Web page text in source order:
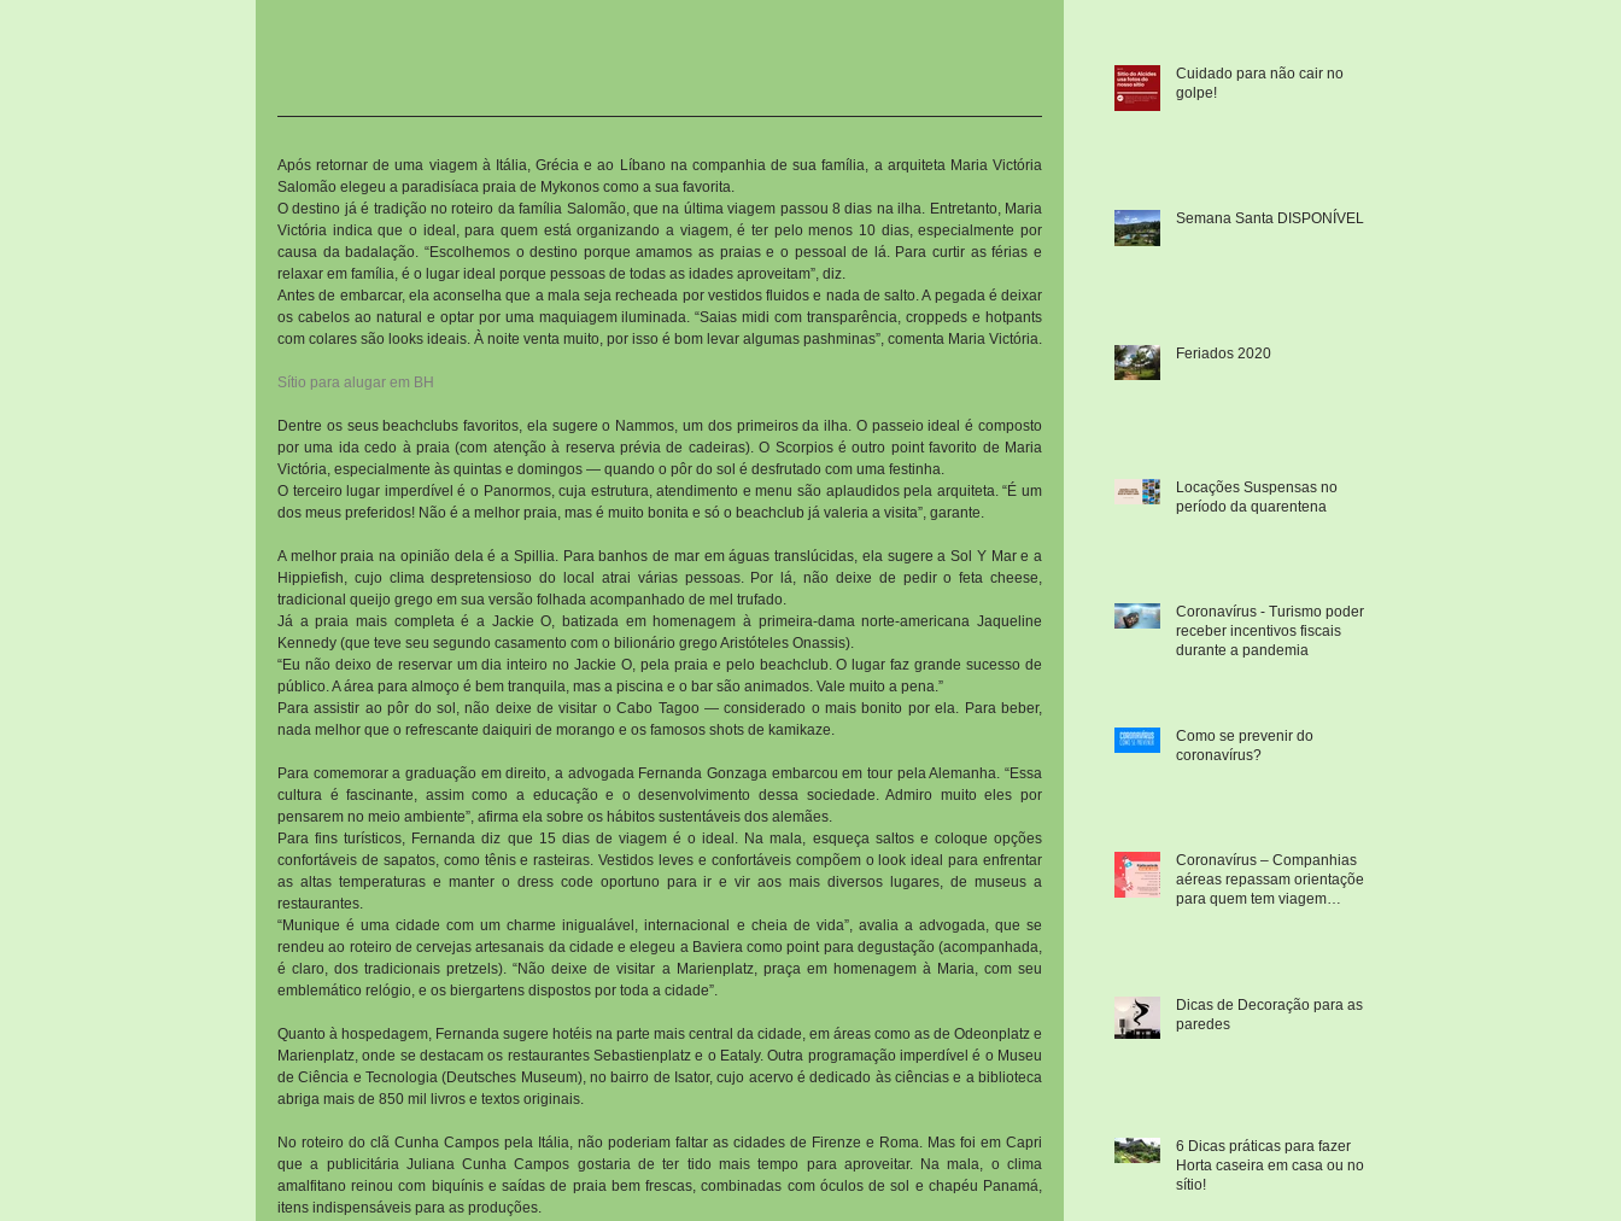
Após retornar de uma viagem à Itália, Grécia e ao Líbano na companhia de sua família, a arquiteta Maria Victória
Salomão elegeu a paradisíaca praia de Mykonos como a sua favorita.
O destino já é tradição no roteiro da família Salomão, que na última viagem passou 8 dias na ilha. Entretanto, Maria
Victória indica que o ideal, para quem está organizando a viagem, é ter pelo menos 10 dias, especialmente por
causa da badalação. “Escolhemos o destino porque amamos as praias e o pessoal de lá. Para curtir as férias e
relaxar em família, é o lugar ideal porque pessoas de todas as idades aproveitam”, diz.
Antes de embarcar, ela aconselha que a mala seja recheada por vestidos fluidos e nada de salto. A pegada é deixar
os cabelos ao natural e optar por uma maquiagem iluminada. “Saias midi com transparência, croppeds e hotpants
com colares são looks ideais. À noite venta muito, por isso é bom levar algumas pashminas”, comenta Maria Victória.
Sítio para alugar em BH
Dentre os seus beachclubs favoritos, ela sugere o Nammos, um dos primeiros da ilha. O passeio ideal é composto
por uma ida cedo à praia (com atenção à reserva prévia de cadeiras). O Scorpios é outro point favorito de Maria
Victória, especialmente às quintas e domingos — quando o pôr do sol é desfrutado com uma festinha.
O terceiro lugar imperdível é o Panormos, cuja estrutura, atendimento e menu são aplaudidos pela arquiteta. “É um
dos meus preferidos! Não é a melhor praia, mas é muito bonita e só o beachclub já valeria a visita”, garante.
A melhor praia na opinião dela é a Spillia. Para banhos de mar em águas translúcidas, ela sugere a Sol Y Mar e a
Hippiefish, cujo clima despretensioso do local atrai várias pessoas. Por lá, não deixe de pedir o feta cheese,
tradicional queijo grego em sua versão folhada acompanhado de mel trufado.
Já a praia mais completa é a Jackie O, batizada em homenagem à primeira-dama norte-americana Jaqueline
Kennedy (que teve seu segundo casamento com o bilionário grego Aristóteles Onassis).
“Eu não deixo de reservar um dia inteiro no Jackie O, pela praia e pelo beachclub. O lugar faz grande sucesso de
público. A área para almoço é bem tranquila, mas a piscina e o bar são animados. Vale muito a pena.”
Para assistir ao pôr do sol, não deixe de visitar o Cabo Tagoo — considerado o mais bonito por ela. Para beber,
nada melhor que o refrescante daiquiri de morango e os famosos shots de kamikaze.
Para comemorar a graduação em direito, a advogada Fernanda Gonzaga embarcou em tour pela Alemanha. “Essa
cultura é fascinante, assim como a educação e o desenvolvimento dessa sociedade. Admiro muito eles por
pensarem no meio ambiente”, afirma ela sobre os hábitos sustentáveis dos alemães.
Para fins turísticos, Fernanda diz que 15 dias de viagem é o ideal. Na mala, esqueça saltos e coloque opções
confortáveis de sapatos, como tênis e rasteiras. Vestidos leves e confortáveis compõem o look ideal para enfrentar
as altas temperaturas e manter o dress code oportuno para ir e vir aos mais diversos lugares, de museus a
restaurantes.
“Munique é uma cidade com um charme inigualável, internacional e cheia de vida”, avalia a advogada, que se
rendeu ao roteiro de cervejas artesanais da cidade e elegeu a Baviera como point para degustação (acompanhada,
é claro, dos tradicionais pretzels). “Não deixe de visitar a Marienplatz, praça em homenagem à Maria, com seu
emblemático relógio, e os biergartens dispostos por toda a cidade”.
Quanto à hospedagem, Fernanda sugere hotéis na parte mais central da cidade, em áreas como as de Odeonplatz e
Marienplatz, onde se destacam os restaurantes Sebastienplatz e o Eataly. Outra programação imperdível é o Museu
de Ciência e Tecnologia (Deutsches Museum), no bairro de Isator, cujo acervo é dedicado às ciências e a biblioteca
abriga mais de 850 mil livros e textos originais.
No roteiro do clã Cunha Campos pela Itália, não poderiam faltar as cidades de Firenze e Roma. Mas foi em Capri
que a publicitária Juliana Cunha Campos gostaria de ter tido mais tempo para aproveitar. Na mala, o clima
amalfitano reinou com biquínis e saídas de praia bem frescas, combinadas com óculos de sol e chapéu Panamá,
itens indispensáveis para as produções.
Cuidado para não cair no
golpe!
Semana Santa DISPONÍVEL
Feriados 2020
Locações Suspensas no
período da quarentena
Coronavírus - Turismo poderá
receber incentivos fiscais
durante a pandemia
Como se prevenir do
coronavírus?
Coronavírus – Companhias
aéreas repassam orientações
para quem tem viagem
Dicas de Decoração para as
paredes
6 Dicas práticas para fazer
Horta caseira em casa ou no
sítio!